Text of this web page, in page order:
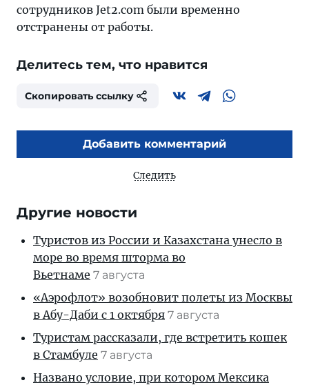
сотрудников Jet2.com были временно
отстранены от работы.
Делитесь тем, что нравится
Скопировать ссылку
Добавить комментарий
Следить
Другие новости
Туристов из России и Казахстана унесло в
море во время шторма во
Вьетнаме 7 августа
«Аэрофлот» возобновит полеты из Москвы
в Абу-Даби с 1 октября 7 августа
Туристам рассказали, где встретить кошек
в Стамбуле 7 августа
Названо условие, при котором Мексика